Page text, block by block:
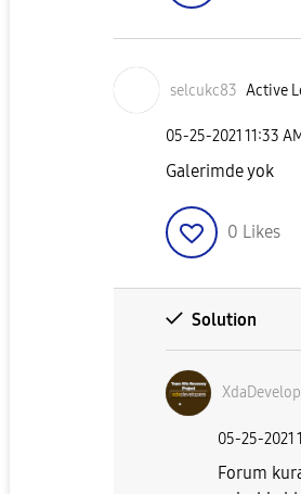
selcukc83 Active
‎05-25-2021 11:33
Galerimde yok
0 Likes
Solution
‎05-25-2021
Forum